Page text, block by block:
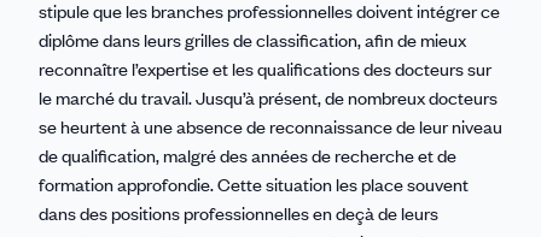
stipule que les branches professionnelles doivent intégrer ce
diplôme dans leurs grilles de classification, afin de mieux
reconnaître l’expertise et les qualifications des docteurs sur
le marché du travail. Jusqu’à présent, de nombreux docteurs
se heurtent à une absence de reconnaissance de leur niveau
de qualification, malgré des années de recherche et de
formation approfondie. Cette situation les place souvent
dans des positions professionnelles en deçà de leurs